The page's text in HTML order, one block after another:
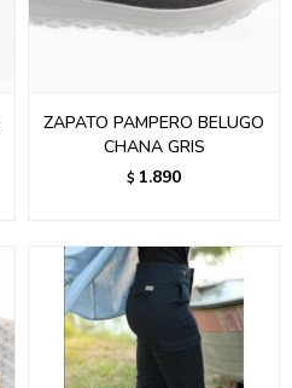
ZAPATO PAMPERO BELUGO
CHANA GRIS
$ 1.890